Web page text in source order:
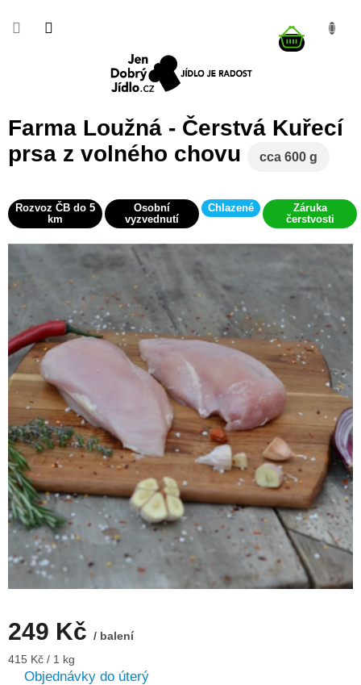
obsah
Farma Loužná - Čerstvá Kuřecí
prsa z volného chovu
cca 600 g
Rozvoz ČB do 5
km
Osobní
vyzvednutí
Chlazené
Záruka
čerstvosti
249 Kč / balení
Měrná
cena:
415 Kč / 1 kg
Objednávky do úterý